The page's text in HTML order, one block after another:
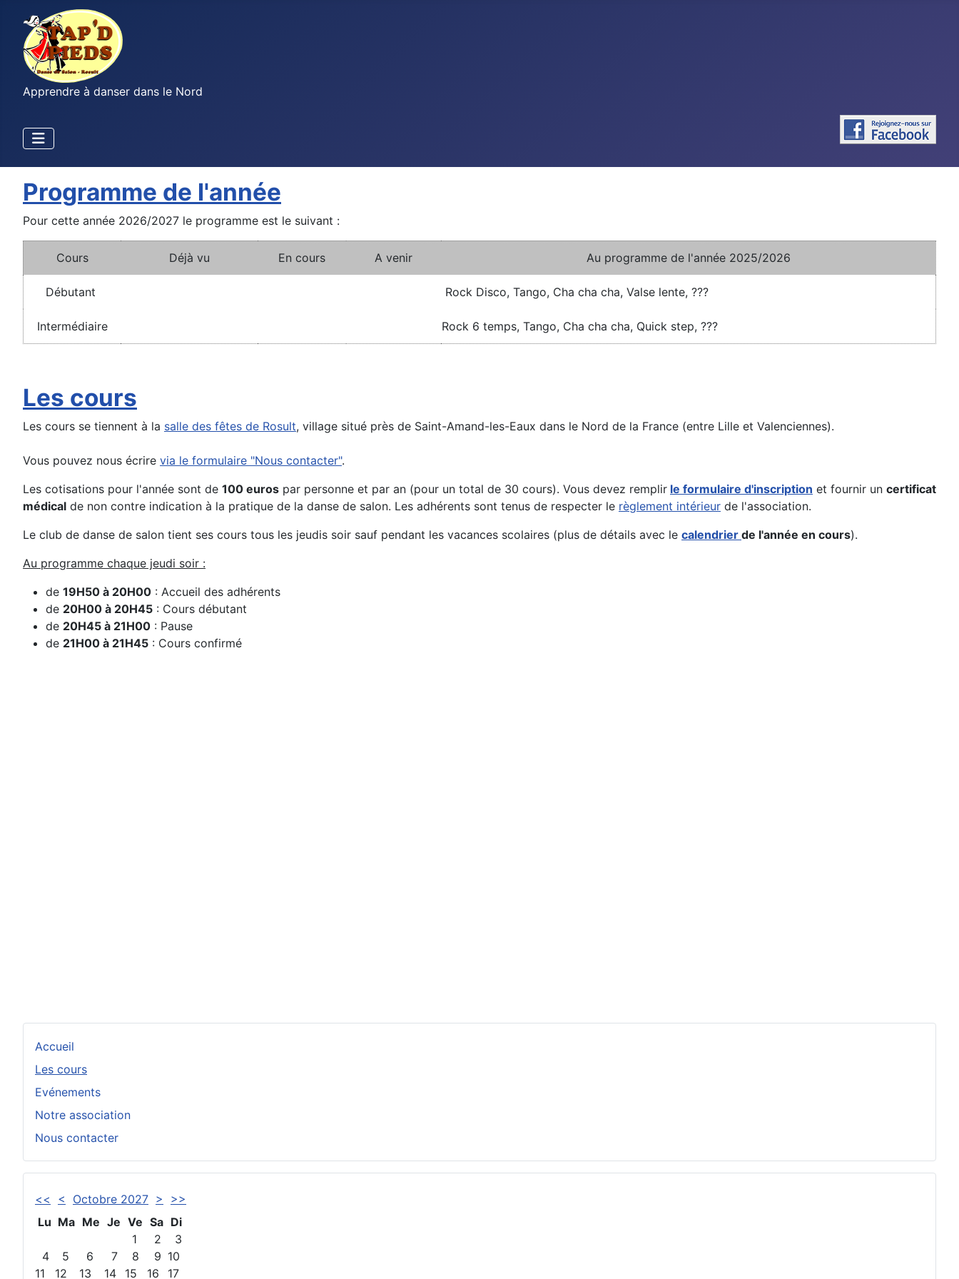
Apprendre à danser dans le Nord
Accueil
Les cours
Evénements
Notre association
Nous contacter
<< < Octobre 2027 >
>>
Lu Ma Me Je Ve Sa Di
1
2
3
4
5 6 7 8 9 10
11
12 13 14 15 16 17
Programme de l'année
Pour cette année 2026/2027 le programme est le suivant :
Cours Déjà vu En cours A venir Au programme de l'année 2025/2026
Débutant Rock Disco, Tango, Cha cha cha, Valse lente, ???
Intermédiaire Rock 6 temps, Tango, Cha cha cha, Quick step, ???
Les cours
Les cours se tiennent à la salle des fêtes de Rosult, village situé près de Saint-Amand-les-Eaux dans le Nord de la France (entre Lille et Valenciennes).
Vous pouvez nous écrire via le formulaire "Nous contacter".
Les cotisations pour l'année sont de 100 euros par personne et par an (pour un total de 30 cours). Vous devez remplir le formulaire d'inscription et fournir un certificat
médical de non contre indication à la pratique de la danse de salon. Les adhérents sont tenus de respecter le règlement intérieur de l'association.
Le club de danse de salon tient ses cours tous les jeudis soir sauf pendant les vacances scolaires (plus de détails avec le calendrier de l'année en cours).
Au programme chaque jeudi soir :
de 19H50 à 20H00 : Accueil des adhérents
de 20H00 à 20H45 : Cours débutant
de 20H45 à 21H00 : Pause
de 21H00 à 21H45 : Cours confirmé